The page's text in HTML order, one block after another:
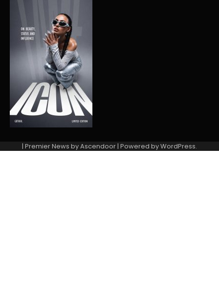
| Premier News byAscendoor| Powered byWordPress.